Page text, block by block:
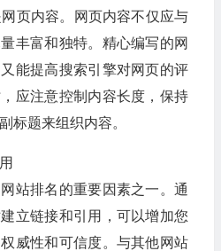
页内容。网页内容不仅应与
丰富和独特。精心编写的网
能提高搜索引擎对网页的评
应注意控制内容长度，保持
标题来组织内容。
站排名的重要因素之一。通
立链接和引用，可以增加您
威性和可信度。与其他网站